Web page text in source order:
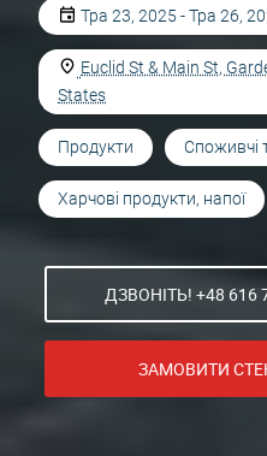
Тра 23, 2025 - Тра 26,
Euclid St & Main St,
States
Продукти Споживчі
Харчові продукти, напої
ДЗВОНІТЬ! +48 616
ЗАМОВИТИ